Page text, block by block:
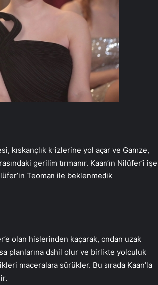
kıskançlık krizlerine yol açar ve Gamze,
gerilim tırmanır. Kaan’ın Nilüfer’i işe
Teoman ile beklenmedik
olan hislerinden kaçarak, ondan uzak
planlarına dahil olur ve birlikte yolculuk
maceralara sürükler. Bu sırada Kaan’la